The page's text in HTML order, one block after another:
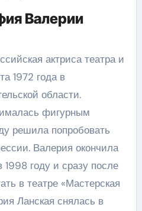
Валерии
актриса театра и
1972 года в
области.
фигурным
решила попробовать
Валерия окончила
году и сразу после
в театре «Мастерская
Ланская снялась в